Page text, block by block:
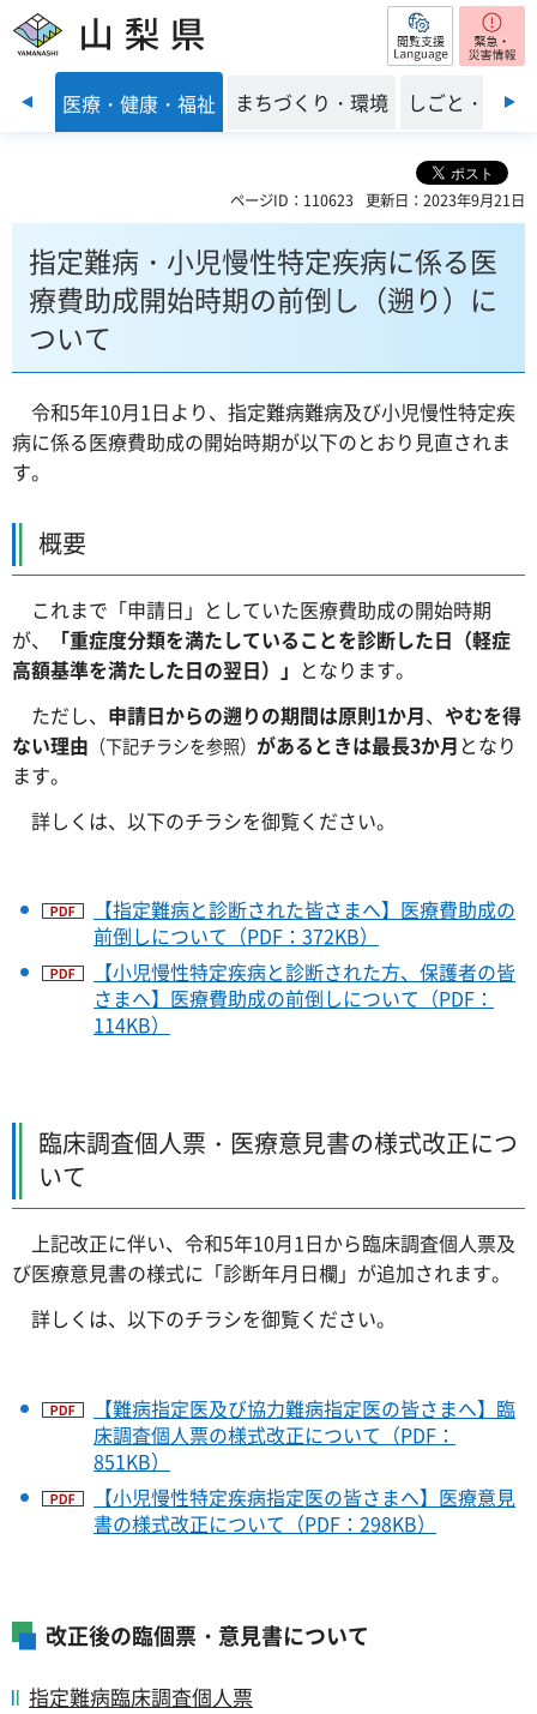
山梨県 閲覧支援
て 医療・健康・福祉 まちづくり・環境 しごと・産業
ページID：110623 更新日：2023年9月21日
指定難病・小児慢性特定疾病に係る医
療費助成開始時期の前倒し（遡り）に
ついて
令和5年10月1日より、指定難病難病及び小児慢性特定疾
病に係る医療費助成の開始時期が以下のとおり見直されま
す。
概要
これまで「申請日」としていた医療費助成の開始時期
が、
「重症度分類を満たしていることを診断した日（軽症
高額基準を満たした日の翌日）」 となります。
ただし、 申請日からの遡りの期間は原則1か月、 やむを得
ない理由 （下記チラシを参照） があるときは最長3か月 となり
ます。
詳しくは、以下のチラシを御覧ください。
【指定難病と診断された皆さまへ】医療費助成の
前倒しについて（PDF：372KB）
【小児慢性特定疾病と診断された方、保護者の皆
さまへ】医療費助成の前倒しについて（PDF：
114KB）
臨床調査個人票・医療意見書の様式改正につ
いて
上記改正に伴い、令和5年10月1日から臨床調査個人票及
び医療意見書の様式に「診断年月日欄」が追加されます。
詳しくは、以下のチラシを御覧ください。
【難病指定医及び協力難病指定医の皆さまへ】臨
床調査個人票の様式改正について（PDF：
851KB）
【小児慢性特定疾病指定医の皆さまへ】医療意見
書の様式改正について（PDF：298KB）
改正後の臨個票・意見書について
指定難病臨床調査個人票